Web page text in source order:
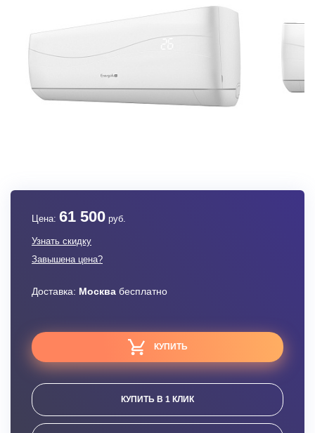
Цена: 61 500 руб.
Узнать скидку
Завышена цена?
Доставка: Москва бесплатно
КУПИТЬ
КУПИТЬ В 1 КЛИК